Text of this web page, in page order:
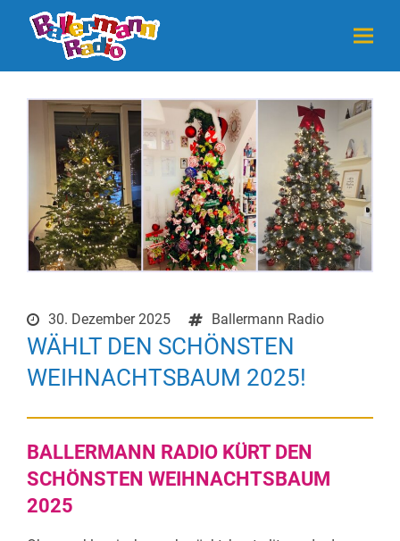
30. Dezember 2025 Ballermann Radio
WÄHLT DEN SCHÖNSTEN
WEIHNACHTSBAUM 2025!
BALLERMANN RADIO KÜRT DEN
SCHÖNSTEN WEIHNACHTSBAUM
2025